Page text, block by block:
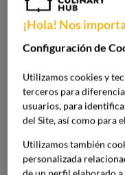
El vino y su
Una de las
uva, el proceso de
producción. Cada
aportan la
calidad del vino que
Vinos tintos. Su
¡Hola! Nos
Configuración de
Utilizamos cookies y
terceros para
usuarios, para
del Site, así como para
Utilizamos también
personalizada